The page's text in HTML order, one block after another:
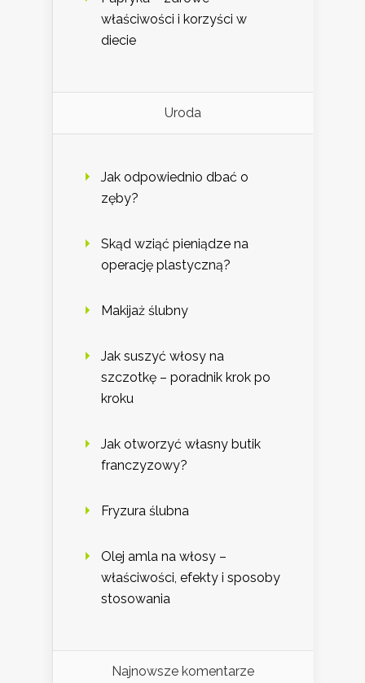
właściwości i korzyści w
diecie
Uroda
Jak odpowiednio dbać o
zęby?
Skąd wziąć pieniądze na
operację plastyczną?
Makijaż ślubny
Jak suszyć włosy na
szczotkę – poradnik krok po
kroku
Jak otworzyć własny butik
franczyzowy?
Fryzura ślubna
Olej amla na włosy –
właściwości, efekty i sposoby
stosowania
Najnowsze komentarze